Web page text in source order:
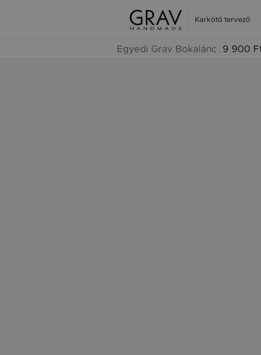
Karkötő tervező
Egyedi Grav Bokalánc 9 900